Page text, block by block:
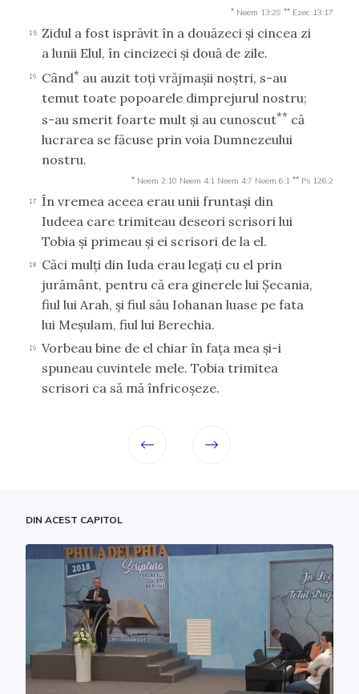
* Neem 13:29 ** Ezec 13:17
15
Zidul a fost isprăvit în a douăzeci şi cincea zi
a lunii Elul, în cincizeci şi două de zile.
16 Când* au auzit toţi vrăjmaşii noştri, s-au
temut toate popoarele dimprejurul nostru;
s-au smerit foarte mult şi au cunoscut** că
lucrarea se făcuse prin voia Dumnezeului
nostru.
* Neem 2:10 Neem 4:1 Neem 4:7 Neem 6:1 ** Ps 126:2
17
În vremea aceea erau unii fruntaşi din
Iudeea care trimiteau deseori scrisori lui
Tobia şi primeau şi ei scrisori de la el.
18
Căci mulţi din Iuda erau legaţi cu el prin
jurământ, pentru că era ginerele lui Şecania,
fiul lui Arah, şi fiul său Iohanan luase pe fata
lui Meşulam, fiul lui Berechia.
19
Vorbeau bine de el chiar în faţa mea şi-i
spuneau cuvintele mele. Tobia trimitea
scrisori ca să mă înfricoşeze.
DIN ACEST CAPITOL